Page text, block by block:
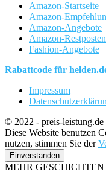
Amazon-Startseite
Amazon-
Amazon-Angebote
Amazon-Restposten
Fashion-Angebote
Rabattcode für
Impressum
© 2022 - preis-leistung.de
Diese Website benutzen
nutzen, stimmen Sie der
Einverstanden
MEHR GESCHICHTEN